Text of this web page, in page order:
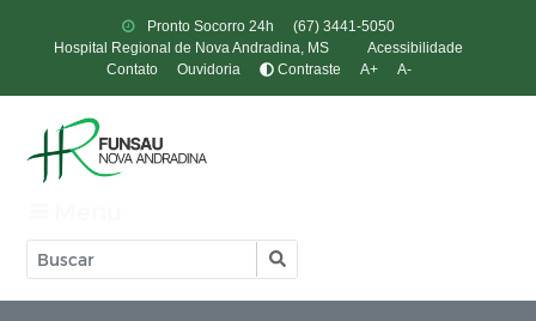
Pronto Socorro 24h
(67) 3441-5050
Hospital Regional de Nova Andradina, MS
Acessibilidade
Contato
Ouvidoria Contraste A+ A-